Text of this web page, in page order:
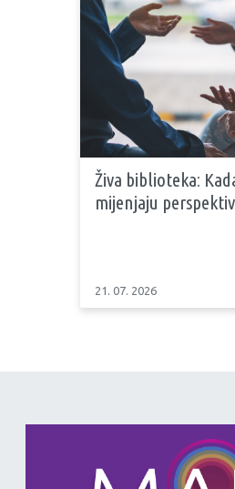
Živa biblioteka:
mijenjaju
21. 07. 2026